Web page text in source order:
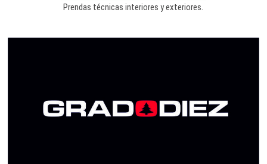
Prendas técnicas interiores y exteriores.